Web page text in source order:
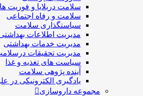
سلامت دربلايا و فوريت ها
سلامت و رفاه اجتماعی
سیاستگذاری سلامت
مدیریت اطلاعات
مدیریت خدمات بهداشتی
مدیریت تحقیقات
سیاست های تغذیه و غذا
آینده پژوهی سلامت
یادگیری الکترونیکی در
مجموعه داروسازی